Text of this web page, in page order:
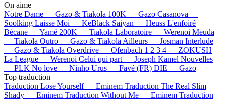
On aime
Notre Dame — Gazo & Tiakola 100K — Gazo Casanova —
Soolking Laisse Moi — KeBlack Saiyan — Heuss L'enfoiré
Bécane —Yamê 200K — Tiakola Laboratoire — Werenoi Meuda
— Tiakola Outro — Gazo & Tiakola Ailleurs — Josman Interlude
— Gazo & Tiakola Overdrive — Ofenbach 1 2 3 4 — ZOKUSH
La League — Werenoi Celui qui part — Joseph Kamel Nouvelles
— PLK No love — Ninho Urus — Favé (FR) DIE — Gazo
Top traduction
Traduction Lose Yourself — Eminem Traduction The Real Slim
Shady — Eminem Traduction Without Me — Eminem Traduction